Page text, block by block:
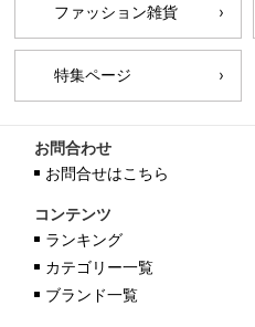
ファッション雑貨
特集ページ
お問合わせ
お問合せはこちら
コンテンツ
ランキング
カテゴリー一覧
ブランド一覧